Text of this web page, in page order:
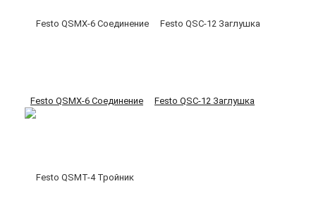
Festo QSMX-6 Соединение Festo QSC-12 Заглушка